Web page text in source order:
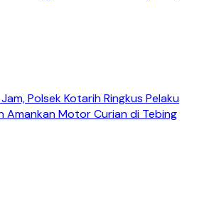
Polsek Kotarih Ringkus Pelaku
Amankan Motor Curian di Tebing